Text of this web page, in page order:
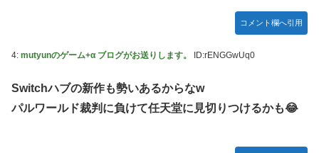
【アイマス】 アイドル達が雑談してるだけ【モバマス】
くやつやってるのかなって思ったら相手鴨神やんけ
連合のモルモット部隊の部隊長になりました 第42話
RPG「たまにロボキャラ居る」←まぁわかる「回復魔法でロ
声優のデビュー前の画像が発掘されると良い気がしない奴
コメント欄へ引用
4: mutyunのゲーム+α ブログがお送りします。 ID:rENGGwUq0
Switchハブの新作も勢いあるからなw
パルワールド裁判に負けて任天堂に見切りつけるかも😂